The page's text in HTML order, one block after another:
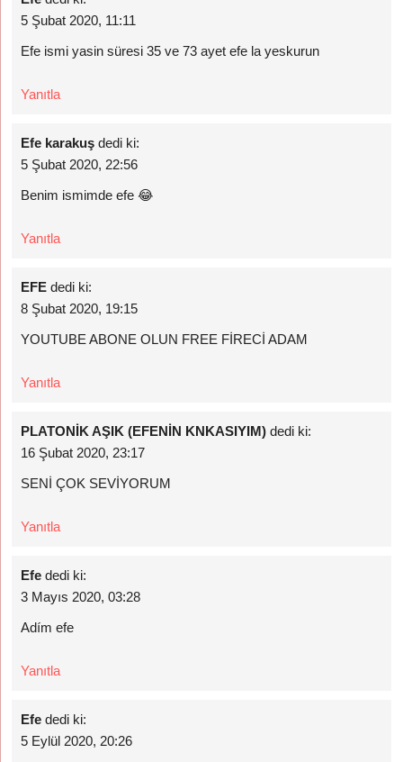
5 Şubat 2020, 11:11
Efe ismi yasin süresi 35 ve 73 ayet efe la yeskurun
Yanıtla
Efe karakuş dedi ki:
5 Şubat 2020, 22:56
Benim ismimde efe 😂
Yanıtla
EFE dedi ki:
8 Şubat 2020, 19:15
YOUTUBE ABONE OLUN FREE FİRECİ ADAM
Yanıtla
PLATONİK AŞIK (EFENİN KNKASIYIM) dedi ki:
16 Şubat 2020, 23:17
SENİ ÇOK SEVİYORUM
Yanıtla
Efe dedi ki:
3 Mayıs 2020, 03:28
Adím efe
Yanıtla
Efe dedi ki:
5 Eylül 2020, 20:26